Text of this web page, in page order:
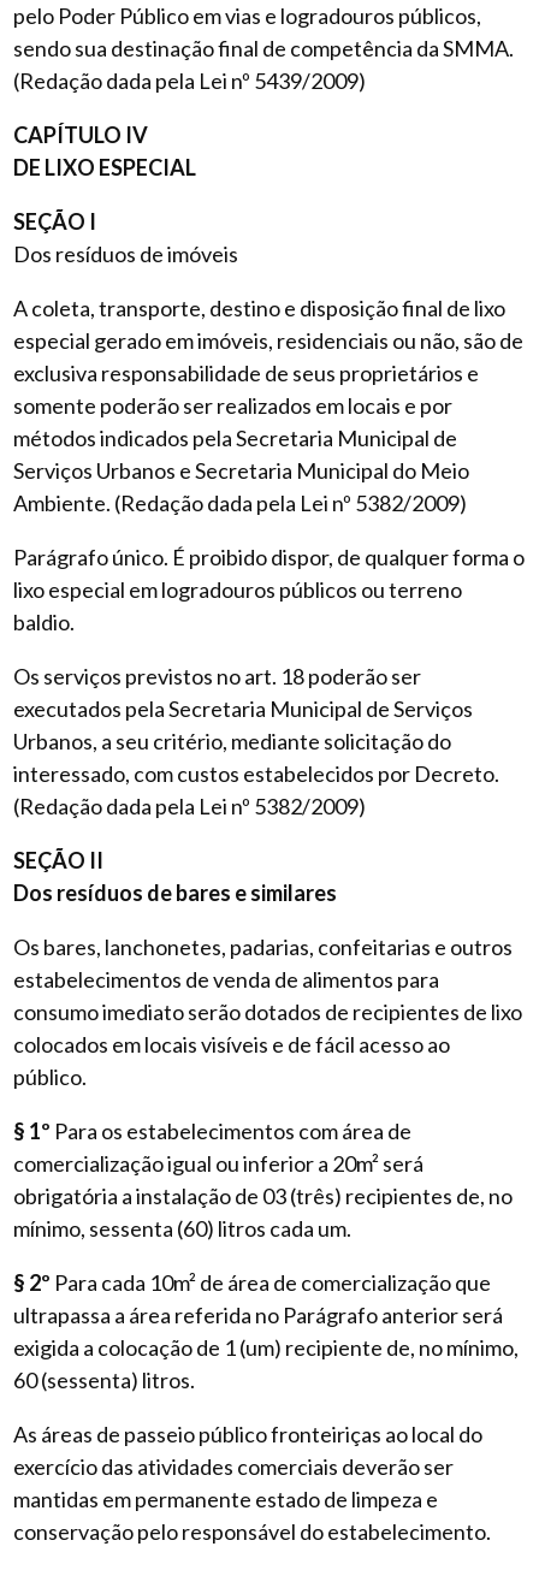
pelo Poder Público em vias e logradouros públicos,
sendo sua destinação final de competência da SMMA.
(Redação dada pela Lei nº 5439/2009)
CAPÍTULO IV
DE LIXO ESPECIAL
SEÇÃO I
Dos resíduos de imóveis
A coleta, transporte, destino e disposição final de lixo
especial gerado em imóveis, residenciais ou não, são de
exclusiva responsabilidade de seus proprietários e
somente poderão ser realizados em locais e por
métodos indicados pela Secretaria Municipal de
Serviços Urbanos e Secretaria Municipal do Meio
Ambiente. (Redação dada pela Lei nº 5382/2009)
Parágrafo único. É proibido dispor, de qualquer forma o
lixo especial em logradouros públicos ou terreno
baldio.
Os serviços previstos no art. 18 poderão ser
executados pela Secretaria Municipal de Serviços
Urbanos, a seu critério, mediante solicitação do
interessado, com custos estabelecidos por Decreto.
(Redação dada pela Lei nº 5382/2009)
SEÇÃO II
Dos resíduos de bares e similares
Os bares, lanchonetes, padarias, confeitarias e outros
estabelecimentos de venda de alimentos para
consumo imediato serão dotados de recipientes de lixo
colocados em locais visíveis e de fácil acesso ao
público.
§ 1º Para os estabelecimentos com área de
comercialização igual ou inferior a 20m² será
obrigatória a instalação de 03 (três) recipientes de, no
mínimo, sessenta (60) litros cada um.
§ 2º Para cada 10m² de área de comercialização que
ultrapassa a área referida no Parágrafo anterior será
exigida a colocação de 1 (um) recipiente de, no mínimo,
60 (sessenta) litros.
As áreas de passeio público fronteiriças ao local do
exercício das atividades comerciais deverão ser
mantidas em permanente estado de limpeza e
conservação pelo responsável do estabelecimento.